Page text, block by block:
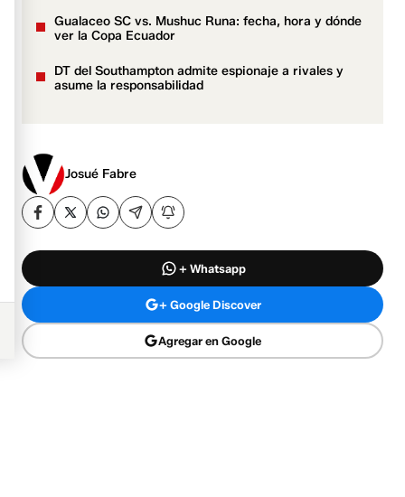
Gualaceo SC vs. Mushuc Runa: fecha, hora y dónde
ver la Copa Ecuador
DT del Southampton admite espionaje a rivales y
asume la responsabilidad
Josué Fabre
+ Whatsapp
+ Google Discover
Agregar en Google